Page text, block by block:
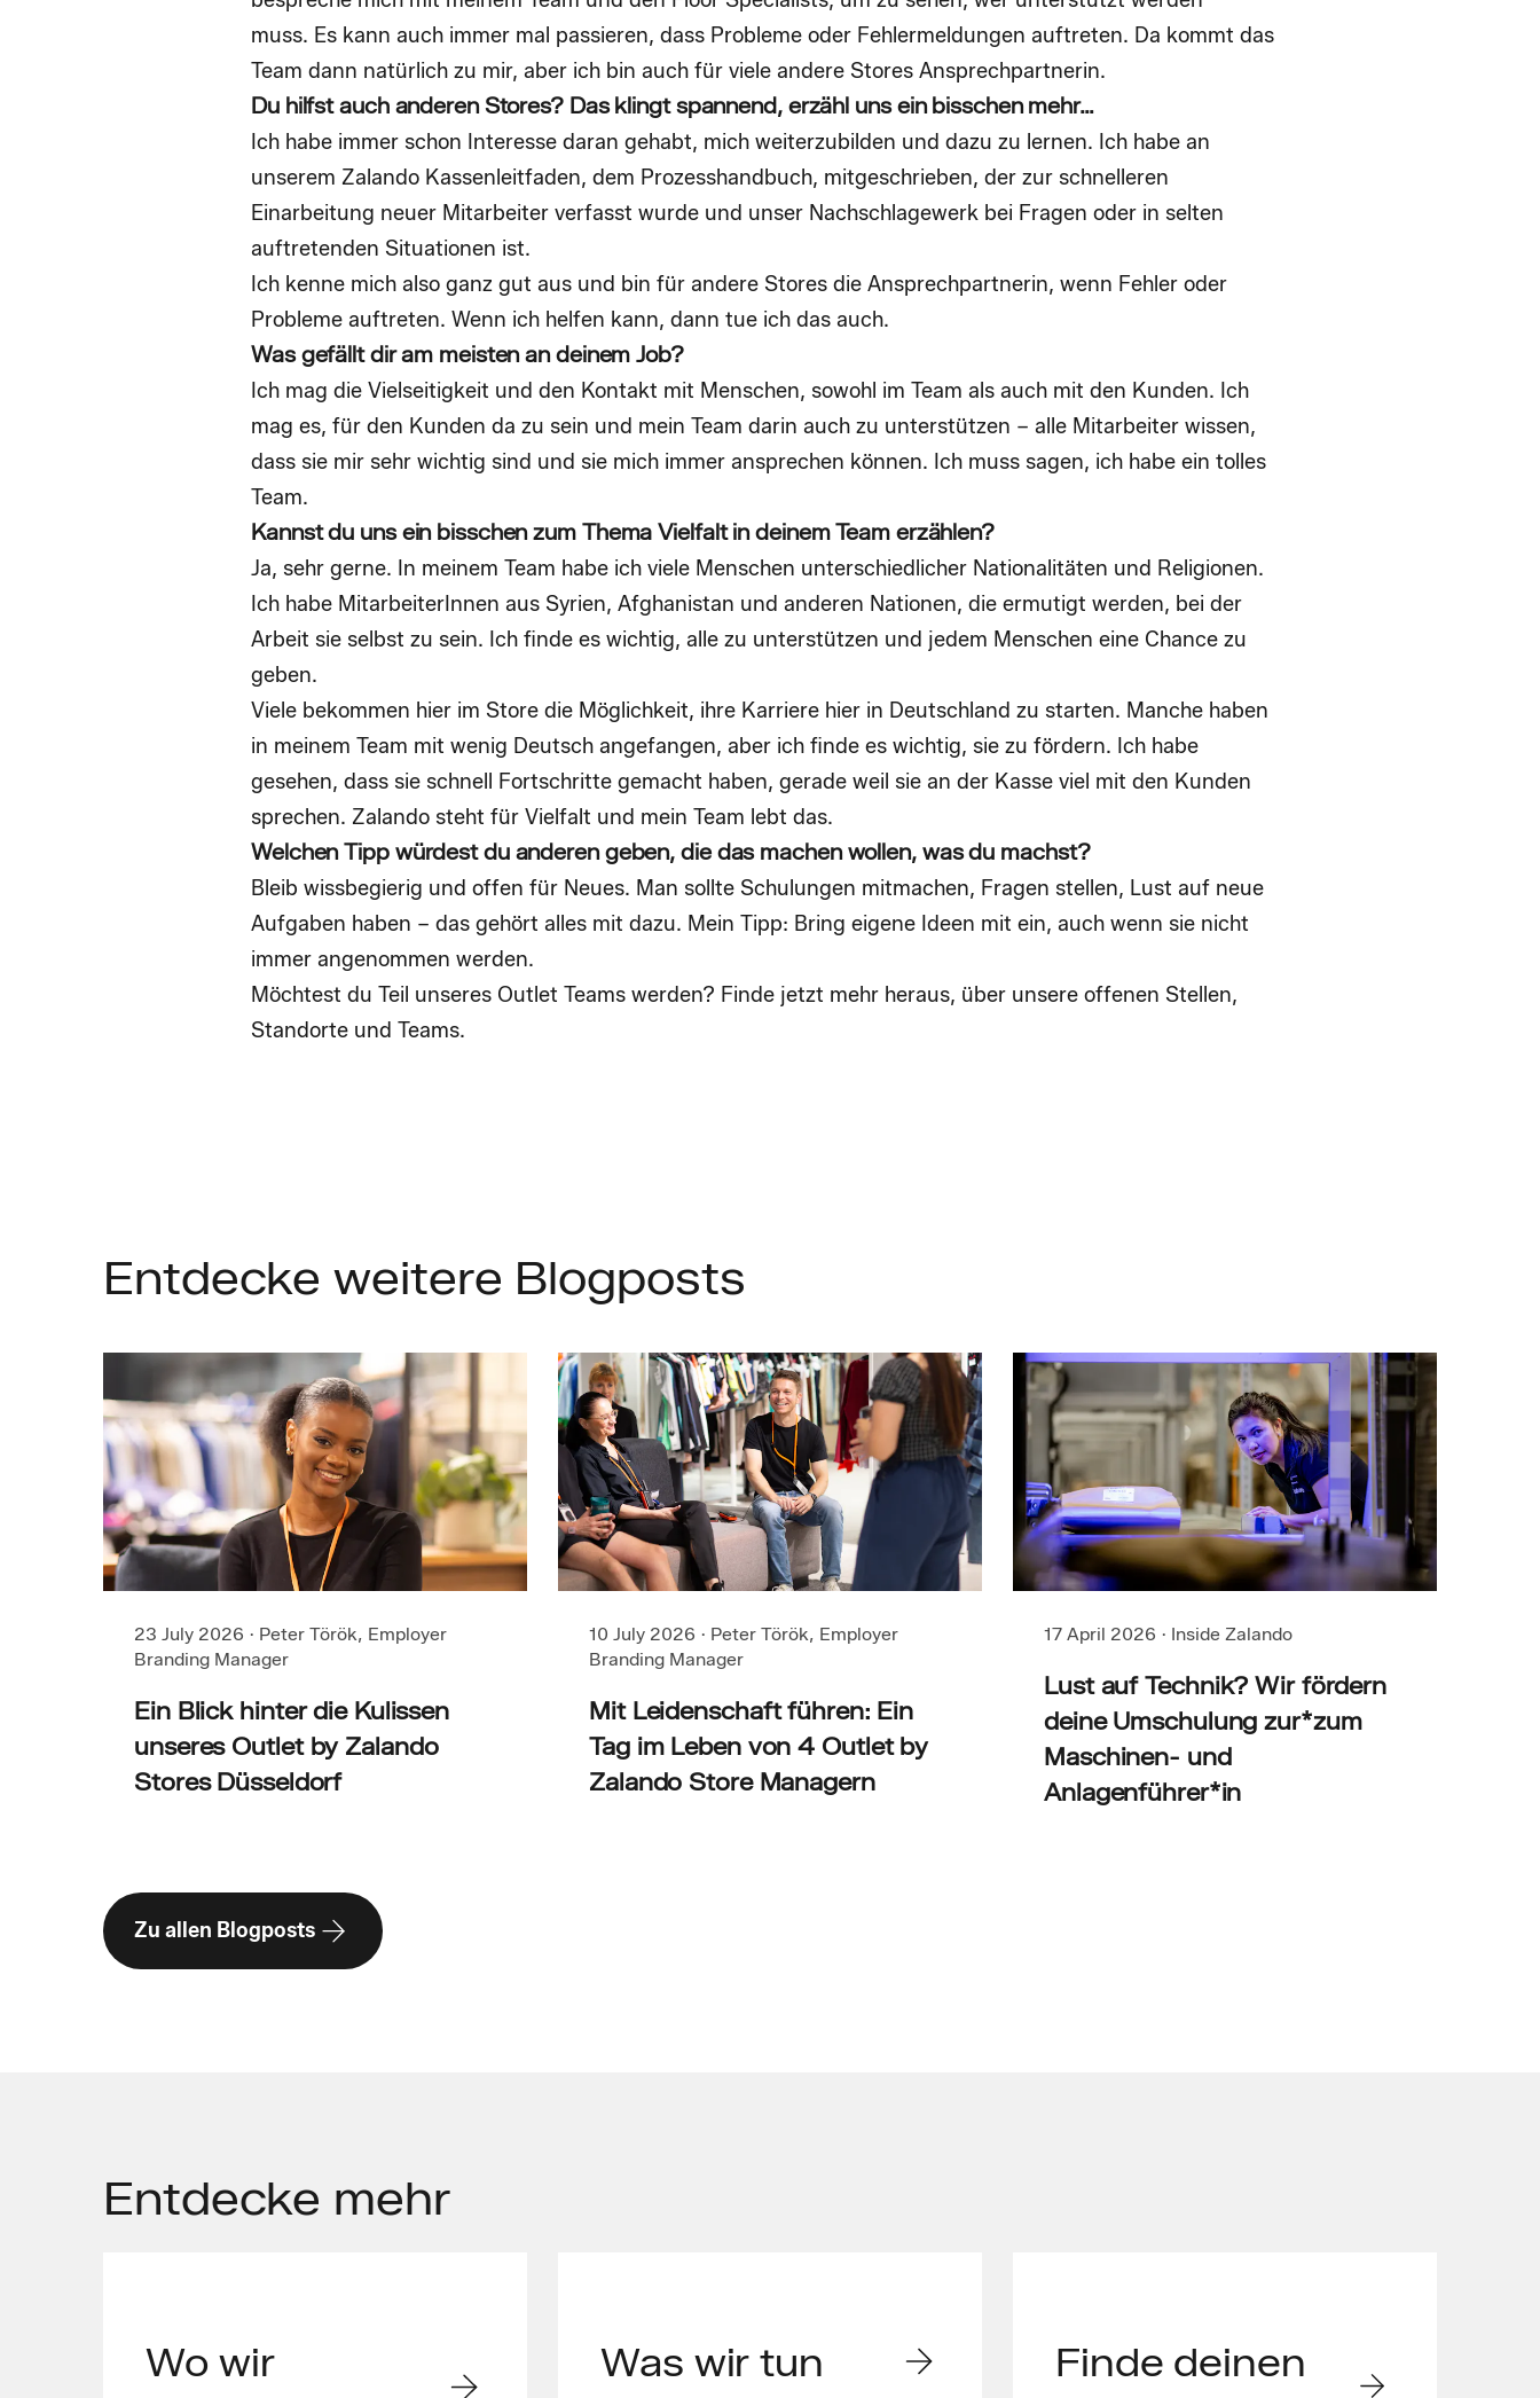
muss. Es kann auch immer mal passieren, dass Probleme oder Fehlermeldungen auftreten. Da kommt das
Team dann natürlich zu mir, aber ich bin auch für viele andere Stores Ansprechpartnerin.
Du hilfst auch anderen Stores? Das klingt spannend, erzähl uns ein bisschen mehr…
Ich habe immer schon Interesse daran gehabt, mich weiterzubilden und dazu zu lernen. Ich habe an
unserem Zalando Kassenleitfaden, dem Prozesshandbuch, mitgeschrieben, der zur schnelleren
Einarbeitung neuer Mitarbeiter verfasst wurde und unser Nachschlagewerk bei Fragen oder in selten
auftretenden Situationen ist.
Ich kenne mich also ganz gut aus und bin für andere Stores die Ansprechpartnerin, wenn Fehler oder
Probleme auftreten. Wenn ich helfen kann, dann tue ich das auch.
Was gefällt dir am meisten an deinem Job?
Ich mag die Vielseitigkeit und den Kontakt mit Menschen, sowohl im Team als auch mit den Kunden. Ich
mag es, für den Kunden da zu sein und mein Team darin auch zu unterstützen – alle Mitarbeiter wissen,
dass sie mir sehr wichtig sind und sie mich immer ansprechen können. Ich muss sagen, ich habe ein tolles
Team.
Kannst du uns ein bisschen zum Thema Vielfalt in deinem Team erzählen?
Ja, sehr gerne. In meinem Team habe ich viele Menschen unterschiedlicher Nationalitäten und Religionen.
Ich habe MitarbeiterInnen aus Syrien, Afghanistan und anderen Nationen, die ermutigt werden, bei der
Arbeit sie selbst zu sein. Ich finde es wichtig, alle zu unterstützen und jedem Menschen eine Chance zu
geben.
Viele bekommen hier im Store die Möglichkeit, ihre Karriere hier in Deutschland zu starten. Manche haben
in meinem Team mit wenig Deutsch angefangen, aber ich finde es wichtig, sie zu fördern. Ich habe
gesehen, dass sie schnell Fortschritte gemacht haben, gerade weil sie an der Kasse viel mit den Kunden
sprechen. Zalando steht für Vielfalt und mein Team lebt das.
Welchen Tipp würdest du anderen geben, die das machen wollen, was du machst?
Bleib wissbegierig und offen für Neues. Man sollte Schulungen mitmachen, Fragen stellen, Lust auf neue
Aufgaben haben – das gehört alles mit dazu. Mein Tipp: Bring eigene Ideen mit ein, auch wenn sie nicht
immer angenommen werden.
Möchtest du Teil unseres Outlet Teams werden? Finde jetzt mehr heraus, über unsere offenen Stellen,
Standorte und Teams.
Entdecke weitere Blogposts
23 July 2026 · Peter Török, Employer
Branding Manager
Ein Blick hinter die Kulissen
unseres Outlet by Zalando
Stores Düsseldorf
10 July 2026 · Peter Török, Employer
Branding Manager
Mit Leidenschaft führen: Ein
Tag im Leben von 4 Outlet by
Zalando Store Managern
17 April 2026 · Inside Zalando
Lust auf Technik? Wir fördern
deine Umschulung zur*zum
Maschinen- und
Anlagenführer*in
Zu allen Blogposts
Entdecke mehr
Wo wir
Was wir tun
Finde deinen